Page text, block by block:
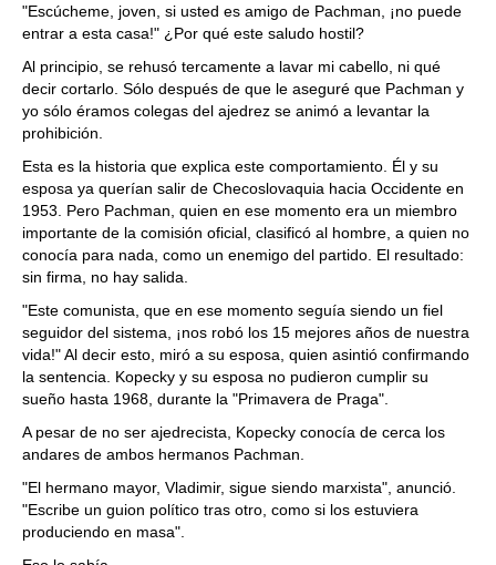
"Escúcheme, joven, si usted es amigo de Pachman, ¡no puede
entrar a esta casa!" ¿Por qué este saludo hostil?
Al principio, se rehusó tercamente a lavar mi cabello, ni qué
decir cortarlo. Sólo después de que le aseguré que Pachman y
yo sólo éramos colegas del ajedrez se animó a levantar la
prohibición.
Esta es la historia que explica este comportamiento. Él y su
esposa ya querían salir de Checoslovaquia hacia Occidente en
1953. Pero Pachman, quien en ese momento era un miembro
importante de la comisión oficial, clasificó al hombre, a quien no
conocía para nada, como un enemigo del partido. El resultado:
sin firma, no hay salida.
"Este comunista, que en ese momento seguía siendo un fiel
seguidor del sistema, ¡nos robó los 15 mejores años de nuestra
vida!" Al decir esto, miró a su esposa, quien asintió confirmando
la sentencia. Kopecky y su esposa no pudieron cumplir su
sueño hasta 1968, durante la "Primavera de Praga".
A pesar de no ser ajedrecista, Kopecky conocía de cerca los
andares de ambos hermanos Pachman.
"El hermano mayor, Vladimir, sigue siendo marxista", anunció.
"Escribe un guion político tras otro, como si los estuviera
produciendo en masa".